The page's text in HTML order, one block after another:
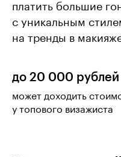
платить большие
с уникальным
на тренды в
до 20 000 рублей
может доходить
у топового визажиста